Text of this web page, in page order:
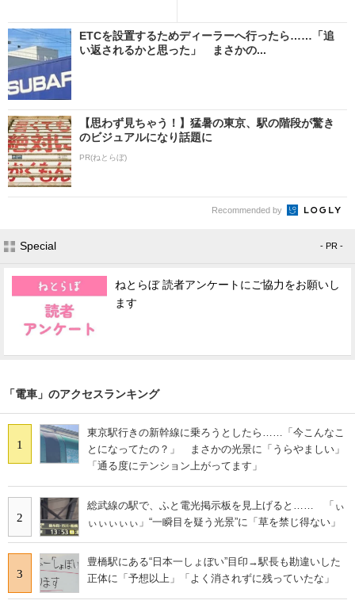
ETCを設置するためディーラーへ行ったら……「追
い返されるかと思った」 まさかの...
【思わず見ちゃう！】猛暑の東京、駅の階段が驚き
のビジュアルになり話題に
PR(ねとらぼ)
Recommended by
Special - PR -
ねとらぼ 読者アンケートにご協力をお願いし
ます
「電車」のアクセスランキング
1
東京駅行きの新幹線に乗ろうとしたら……「今こんなこ
とになってたの？」 まさかの光景に「うらやましい」
「通る度にテンション上がってます」
2
総武線の駅で、ふと電光掲示板を見上げると…… 「ぃ
ぃぃぃぃぃ」“一瞬目を疑う光景”に「草を禁じ得ない」
3
豊橋駅にある“日本一しょぼい”目印→駅長も勘違いした
正体に「予想以上」「よく消されずに残っていたな」